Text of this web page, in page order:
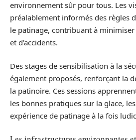
environnement sûr pour tous. Les
préalablement informés des règles
le patinage, contribuant à
et d’accidents.
Des stages de sensibilisation à la
également proposés, renforçant la
la patinoire. Ces sessions
les bonnes pratiques sur la glace,
expérience de patinage à la fois